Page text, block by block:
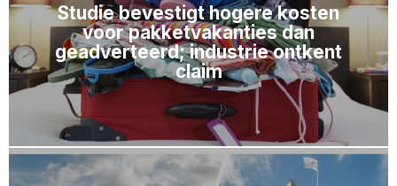
Studie bevestigt hogere kosten
voor pakketvakanties dan
geadverteerd; industrie ontkent
claim